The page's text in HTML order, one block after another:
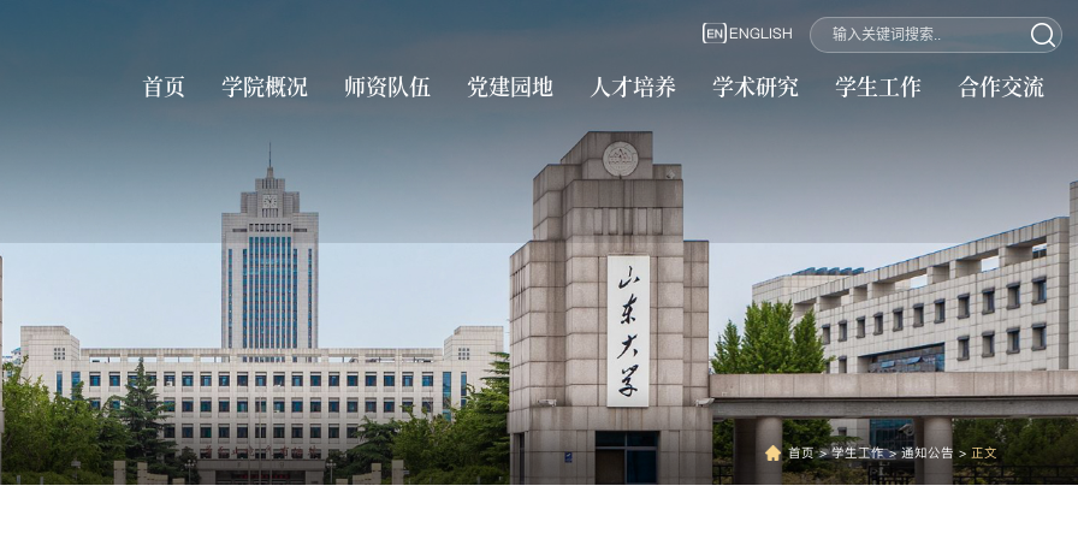
ENGLISH
首页 学院概况 师资队伍 党建园地 人才培养 学术研究 学生工作 合作交流
首页>学生工作>通知公告 > 正文